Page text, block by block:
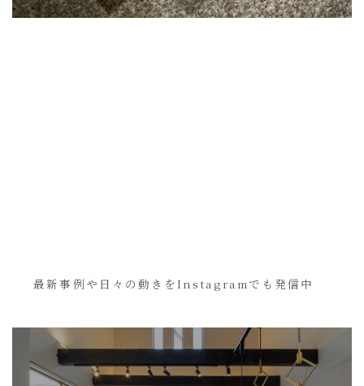
最新事例や日々の動きをInstagramでも発信中